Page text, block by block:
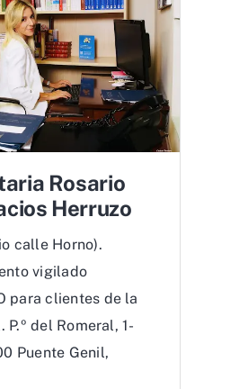
Rosario
Herruzo
calle Horno).
vigilado
para clientes de la
P.º del Romeral, 1-
Puente Genil,